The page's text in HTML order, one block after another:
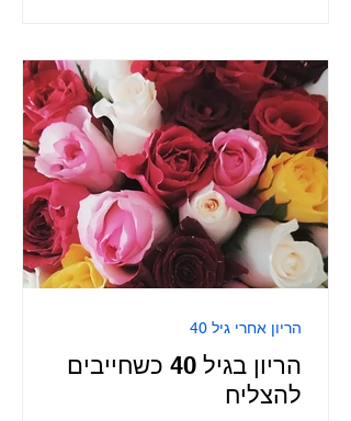
הריון בגיל 40 כשחייבים
להצליח
הריון אחרי גיל 40